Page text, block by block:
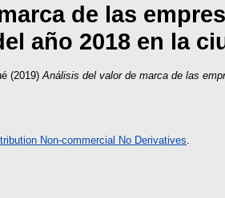
de las
año 2018 en la
(2019) Análisis del valor de marca de las
Non-commercial No Derivatives